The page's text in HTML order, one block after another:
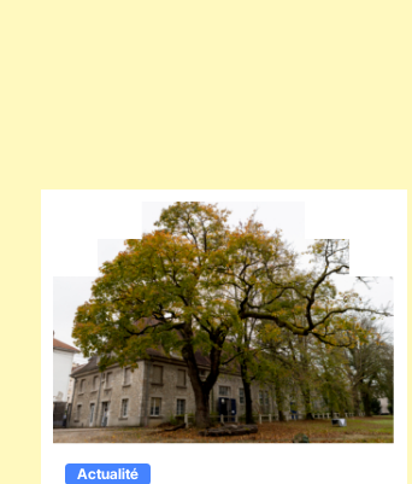
Actualité